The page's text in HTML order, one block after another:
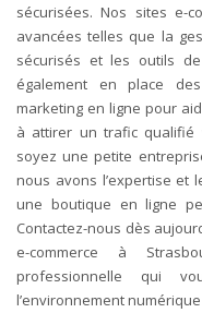
sécurisées.Nos sites e-
avancées telles que la
sécurisés et les outils
également en place
marketing en ligne pour
à attirer un trafic qualifié
soyez une petite
nous avons l’expertise et
une boutique en ligne
Contactez-nous dès
e-commerce à
professionnelle qui
l’environnement